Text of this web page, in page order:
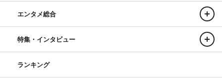
エンタメ総合
特集・インタビュー
ランキング